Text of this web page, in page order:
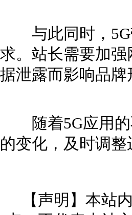
与此同时，5G
求。站长需要加
据泄露而影响品牌
随着5G应用的
的变化，及时调
【声明】本站